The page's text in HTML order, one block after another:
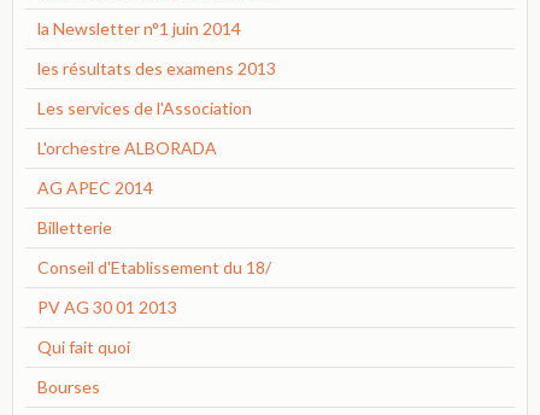
la Newsletter n°1 juin 2014
les résultats des examens 2013
Les services de l'Association
L'orchestre ALBORADA
AG APEC 2014
Billetterie
Conseil d'Etablissement du 18/
PV AG 30 01 2013
Qui fait quoi
Bourses